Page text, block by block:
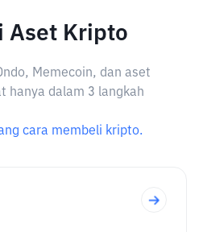
Aset Kripto
Memecoin, dan aset
hanya dalam 3 langkah
cara membeli kripto.